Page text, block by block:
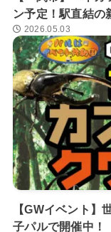
ン予定！駅直結の
2026.05.03
【GWイベント】
子パルで開催中！